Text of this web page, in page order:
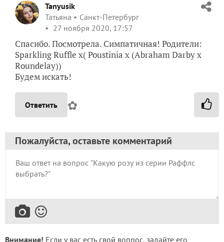
Tanyusik
Татьяна
Санкт-Петербург
27 ноября 2020, 17:57
Спасибо. Посмотрела. Симпатичная! Родители:
Sparkling Ruffle x( Poustinia x (Abraham Darby x
Roundelay))
Будем искать!
Ответить ✿
Пожалуйста, оставьте комментарий
Внимание! Если у вас есть свой вопрос, задайте его